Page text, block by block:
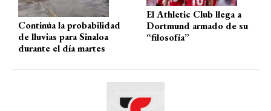
Continúa la probabilidad
de lluvias para Sinaloa
durante el día martes
El Athletic Club llega a
Dortmund armado de su
“filosofía”